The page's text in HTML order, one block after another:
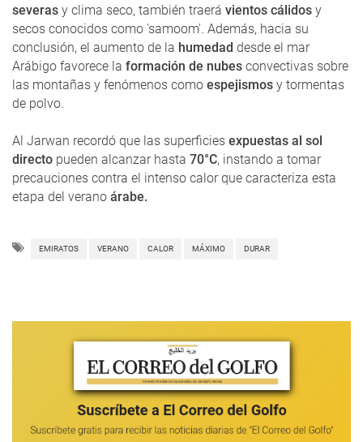
severas y clima seco, también traerá vientos cálidos y
secos conocidos como 'samoom'. Además, hacia su
conclusión, el aumento de la humedad desde el mar
Arábigo favorece la formación de nubes convectivas sobre
las montañas y fenómenos como espejismos y tormentas
de polvo.
Al Jarwan recordó que las superficies expuestas al sol
directo pueden alcanzar hasta 70°C, instando a tomar
precauciones contra el intenso calor que caracteriza esta
etapa del verano árabe.
EMIRATOS VERANO CALOR MÁXIMO DURAR